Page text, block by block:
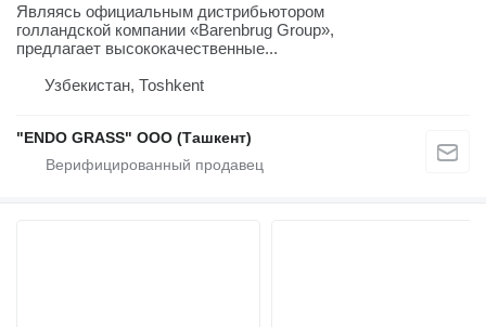
Являясь официальным дистрибьютором
голландской компании «Barenbrug Group»,
предлагает высококачественные...
Узбекистан, Тоshkent
"ENDO GRASS" ООО (Ташкент)